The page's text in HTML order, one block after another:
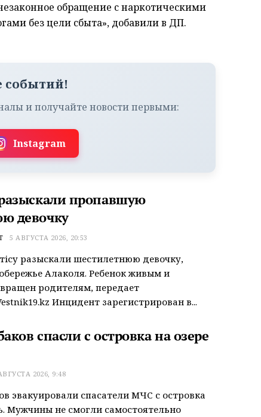
обращение с наркотическими
без цели сбыта», добавили в ДП.
событий!
и получайте новости первыми:
Instagram
пропавшую
девочку
5 АВГУСТА 2026, 20:53
разыскали шестилетнюю девочку,
Алаколя. Ребенок живым и
родителям, передает
Инцидент зарегистрирован в...
спасли с островка на озере
2026, 9:48
эвакуировали спасатели МЧС с островка
Мужчины не смогли самостоятельно